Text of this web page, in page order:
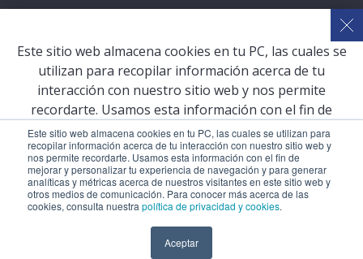
Este sitio web almacena cookies en tu PC, las cuales se utilizan para
recopilar información acerca de tu interacción con nuestro sitio web y
nos permite recordarte. Usamos esta información con el fin de
mejorar y personalizar tu experiencia de navegación y para generar
analíticas y métricas acerca de nuestros visitantes en este sitio web y
otros medios de comunicación. Para conocer más acerca de las
cookies, consulta nuestra política de privacidad y cookies.
Aceptar
Sistema de Gestión Académica (SGA)
Defensoría Universitaria
Terceros vinculados
San Pablo Mail
Aula Virtual Pregrado
Aula Virtual Postgrado
COPYRIGHT © 2026 Universidad Católica San Pablo – RUC:
20327998413
Este sitio web almacena cookies en tu PC, las cuales se
utilizan para recopilar información acerca de tu
interacción con nuestro sitio web y nos permite
recordarte. Usamos esta información con el fin de
mejorar y personalizar tu experiencia de navegación y
para generar analíticas y métricas acerca de nuestros
visitantes en este sitio web y otros medios de
comunicación. Para conocer más acerca de las cookies,
consulta nuestrapolítica de privacidad y cookies
Aceptar